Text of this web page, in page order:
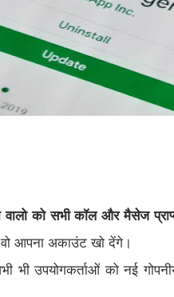
वालो को सभी कॉल और मैसेज
वो आपना अकाउंट खो देंगे।
भी उपयोगकर्ताओं को नई